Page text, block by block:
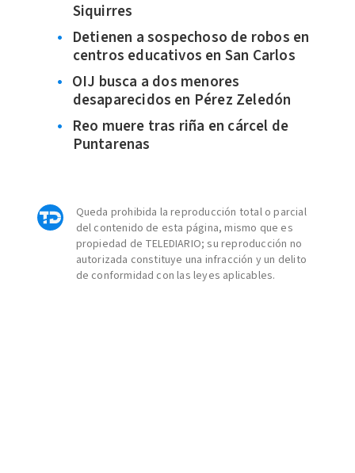
Siquirres
Detienen a sospechoso de robos en
centros educativos en San Carlos
OIJ busca a dos menores
desaparecidos en Pérez Zeledón
Reo muere tras riña en cárcel de
Puntarenas
Queda prohibida la reproducción total o parcial
del contenido de esta página, mismo que es
propiedad de TELEDIARIO; su reproducción no
autorizada constituye una infracción y un delito
de conformidad con las leyes aplicables.